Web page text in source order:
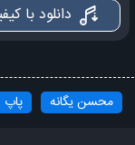
دانلود با
محسن یگانه پاپ